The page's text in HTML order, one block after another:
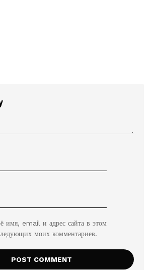
имя, email и адрес сайта в этом
моих комментариев.